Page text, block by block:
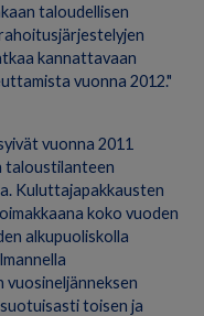
taloudellisen
kannattavaan
vuonna 2012."
vuonna 2011
taloustilanteen
Kuluttajapakkausten
koko vuoden
alkupuoliskolla
vuosineljänneksen
toisen ja